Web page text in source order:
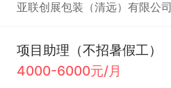
亚联创展包装（清远）有限公司
项目助理（不招暑假工）
4000-6000元/月